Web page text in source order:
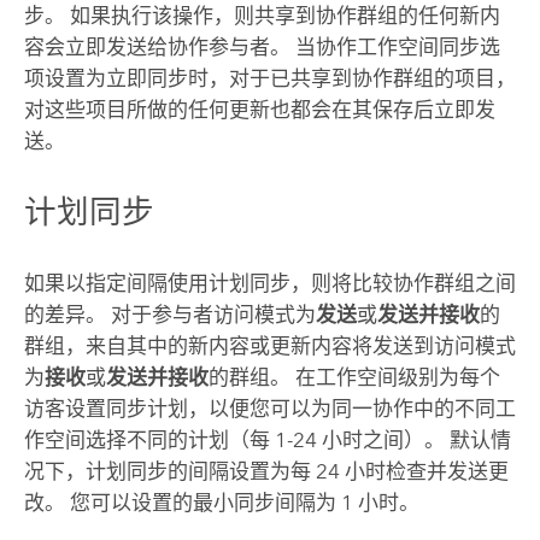
步。 如果执行该操作，则共享到协作群组的任何新内
容会立即发送给协作参与者。 当协作工作空间同步选
项设置为立即同步时，对于已共享到协作群组的项目，
对这些项目所做的任何更新也都会在其保存后立即发
送。
计划同步
如果以指定间隔使用计划同步，则将比较协作群组之间
的差异。 对于参与者访问模式为发送或发送并接收的
群组，来自其中的新内容或更新内容将发送到访问模式
为接收或发送并接收的群组。 在工作空间级别为每个
访客设置同步计划，以便您可以为同一协作中的不同工
作空间选择不同的计划（每 1-24 小时之间）。 默认情
况下，计划同步的间隔设置为每 24 小时检查并发送更
改。 您可以设置的最小同步间隔为 1 小时。